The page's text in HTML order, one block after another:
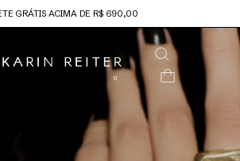
GRÁTIS ACIMA DE R$ 690,00
0